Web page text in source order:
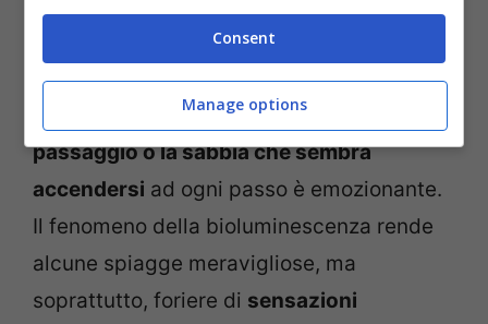
Un fenomeno che emoziona
mare che si illumina al vostro
passaggio o la sabbia che sembra
accendersi ad ogni passo è emozionante.
Il fenomeno della bioluminescenza rende
alcune spiagge meravigliose, ma
soprattutto, foriere di sensazioni
Consent
Manage options